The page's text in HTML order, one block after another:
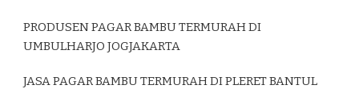
PRODUSEN PAGAR BAMBU TERMURAH DI
UMBULHARJO JOGJAKARTA
JASA PAGAR BAMBU TERMURAH DI PLERET BANTUL